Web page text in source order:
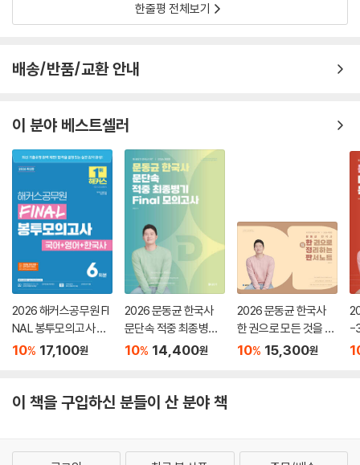
한줄평 전체보기
배송/반품/교환 안내
이 분야 베스트셀러
2026 해커스공무원 FI
NAL 봉투모의고사 국
어+영어+한국사 6회
10% 17,100원
2026 문동균 한국사
문단속 적중 최종병기
FINAL 모의고사
10% 14,400원
2026 문동균 한국사
한 권으로 모든 것을 정
리하는 판서노트
10% 15,300원
-
이 책을 구입하신 분들이 산 분야 책